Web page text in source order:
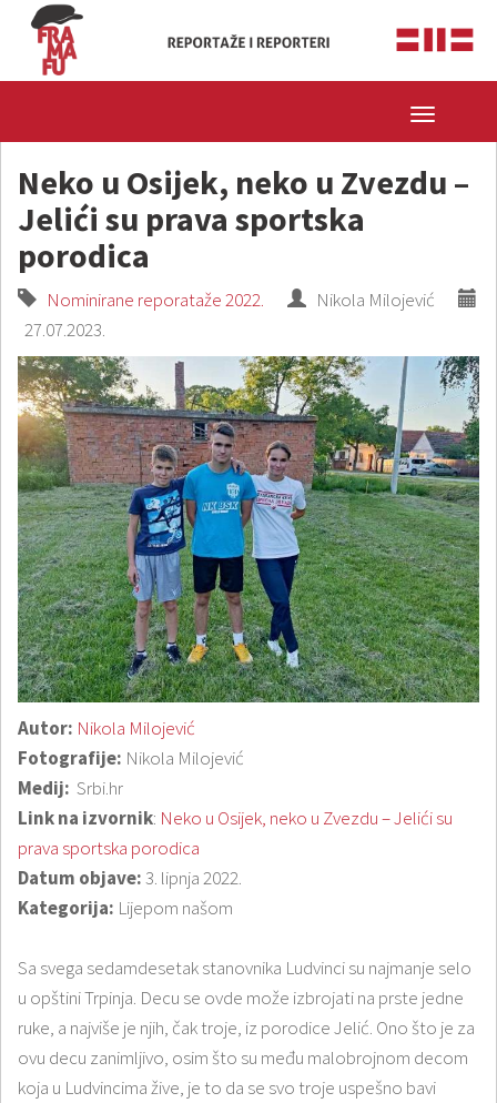
Toggle
navigation
Neko u Osijek, neko u Zvezdu –
Jelići su prava sportska
porodica
Nominirane reporataže 2022.
Nikola Milojević
27.07.2023.
Autor: Nikola Milojević
Fotografije: Nikola Milojević
Medij: Srbi.hr
Link na izvornik: Neko u Osijek, neko u Zvezdu – Jelići su
prava sportska porodica
Datum objave:3. lipnja 2022.
Kategorija: Lijepom našom
Sa svega sedamdesetak stanovnika Ludvinci su najmanje selo
u opštini Trpinja. Decu se ovde može izbrojati na prste jedne
ruke, a najviše je njih, čak troje, iz porodice Jelić. Ono što je za
ovu decu zanimljivo, osim što su među malobrojnom decom
koja u Ludvincima žive, je to da se svo troje uspešno bavi